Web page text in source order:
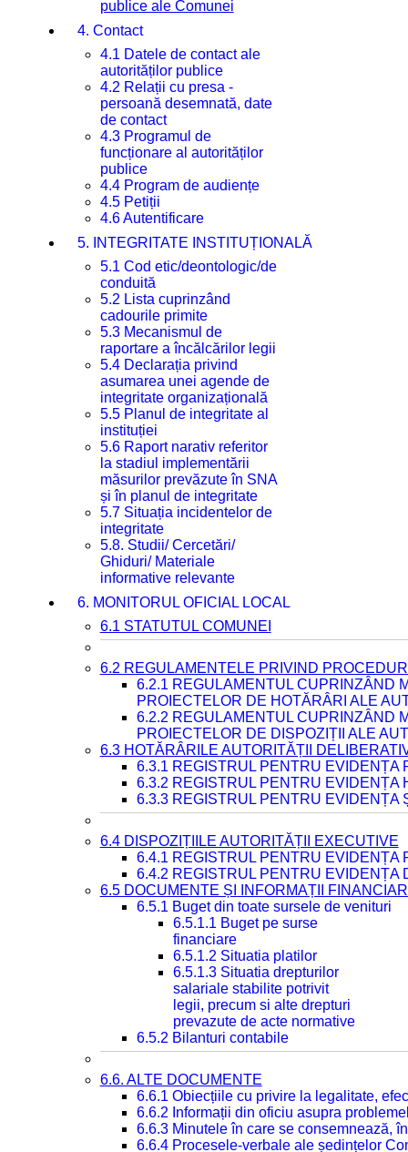
publice ale Comunei
4. Contact
4.1 Datele de contact ale
autorităților publice
4.2 Relații cu presa -
persoană desemnată, date
de contact
4.3 Programul de
funcționare al autorităților
publice
4.4 Program de audiențe
4.5 Petiții
4.6 Autentificare
5. INTEGRITATE INSTITUȚIONALĂ
5.1 Cod etic/deontologic/de
conduită
5.2 Lista cuprinzând
cadourile primite
5.3 Mecanismul de
raportare a încălcărilor legii
5.4 Declarația privind
asumarea unei agende de
integritate organizațională
5.5 Planul de integritate al
instituției
5.6 Raport narativ referitor
la stadiul implementării
măsurilor prevăzute în SNA
și în planul de integritate
5.7 Situația incidentelor de
integritate
5.8. Studii/ Cercetări/
Ghiduri/ Materiale
informative relevante
6. MONITORUL OFICIAL LOCAL
6.1 STATUTUL COMUNEI
6.2 REGULAMENTELE PRIVIND
6.2.1 REGULAMENTUL CUPRINZÂND
PROIECTELOR DE HOTĂRÂRI ALE
6.2.2 REGULAMENTUL CUPRINZÂND
PROIECTELOR DE DISPOZIȚII ALE
6.3 HOTĂRÂRILE AUTORITĂȚII
6.3.1 REGISTRUL PENTRU EVIDENȚA
6.3.2 REGISTRUL PENTRU EVIDENȚA
6.3.3 REGISTRUL PENTRU EVIDENȚA
6.4 DISPOZIȚIILE AUTORITĂȚII EXECUTIVE
6.4.1 REGISTRUL PENTRU EVIDENȚA
6.4.2 REGISTRUL PENTRU EVIDENȚA
6.5 DOCUMENTE ȘI INFORMAȚII
6.5.1 Buget din toate sursele de venituri
6.5.1.1 Buget pe surse
financiare
6.5.1.2 Situatia platilor
6.5.1.3 Situatia drepturilor
salariale stabilite potrivit
legii, precum si alte drepturi
prevazute de acte normative
6.5.2 Bilanturi contabile
6.6. ALTE DOCUMENTE
6.6.1 Obiecțiile cu privire la legalitate,
6.6.2 Informații din oficiu asupra
6.6.3 Minutele în care se consemnează,
6.6.4 Procesele-verbale ale ședințelor